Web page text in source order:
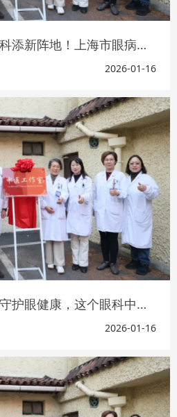
话匣子：海派中医眼科添新阵地！上海市眼病防治中心眼科中医工作室正式揭牌
2026-01-16
新闻晨报：海派中医守护眼健康，这个眼科中医工作室将拓展儿童青少年近视防控、干眼症中医康复等特色
2026-01-16